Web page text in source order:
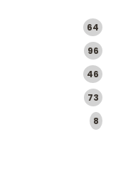
64
96
46
73
8